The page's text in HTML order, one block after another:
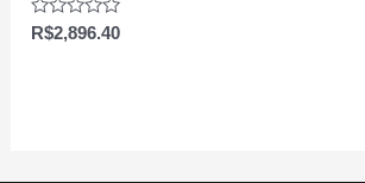
Avaliação
R$2,896.40